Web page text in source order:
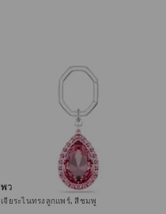
พวงกุญแจ
เจียระไนทรงลูกแพร์, สีชมพู